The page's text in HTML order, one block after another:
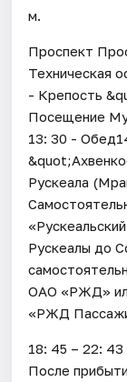
м.
Проспект
Техническая
- Крепость
Посещение
13: 30 -
Рускеала
Рускеалы до
ОАО «РЖД»
«РЖД
18: 45 – 22:
После